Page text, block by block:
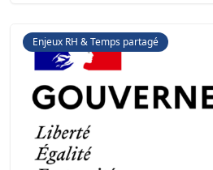
Enjeux RH & Temps partagé